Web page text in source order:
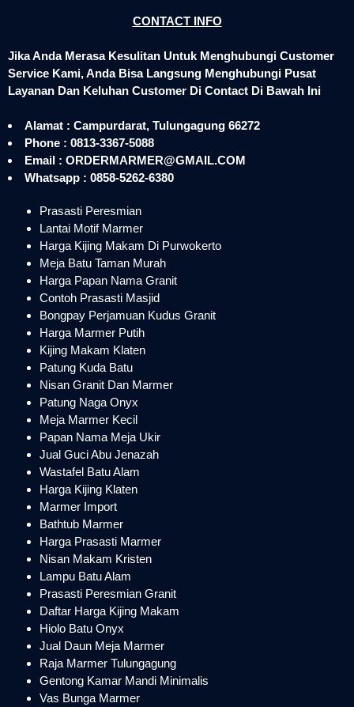
CONTACT INFO
Jika Anda Merasa Kesulitan Untuk Menghubungi Customer
Service Kami, Anda Bisa Langsung Menghubungi Pusat
Layanan Dan Keluhan Customer Di Contact Di Bawah Ini
Alamat : Campurdarat, Tulungagung 66272
Phone : 0813-3367-5088
Email : ORDERMARMER@GMAIL.COM
Whatsapp : 0858-5262-6380
Prasasti Peresmian
Lantai Motif Marmer
Harga Kijing Makam Di Purwokerto
Meja Batu Taman Murah
Harga Papan Nama Granit
Contoh Prasasti Masjid
Bongpay Perjamuan Kudus Granit
Harga Marmer Putih
Kijing Makam Klaten
Patung Kuda Batu
Nisan Granit Dan Marmer
Patung Naga Onyx
Meja Marmer Kecil
Papan Nama Meja Ukir
Jual Guci Abu Jenazah
Wastafel Batu Alam
Harga Kijing Klaten
Marmer Import
Bathtub Marmer
Harga Prasasti Marmer
Nisan Makam Kristen
Lampu Batu Alam
Prasasti Peresmian Granit
Daftar Harga Kijing Makam
Hiolo Batu Onyx
Jual Daun Meja Marmer
Raja Marmer Tulungagung
Gentong Kamar Mandi Minimalis
Vas Bunga Marmer